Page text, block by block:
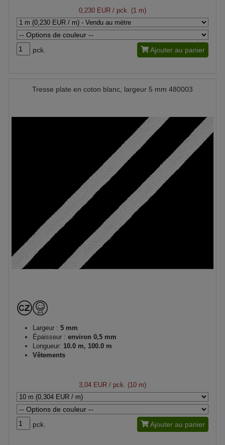
0,230 EUR / pck. (1 m)
pck. Ajouter au panier
Tresse plate en coton blanc, largeur 5 mm 480003
Largeur : 5 mm
Épaisseur : environ 0,5 mm
Longueur: 10.0 m, 100.0 m
Vêtements
3,04 EUR / pck. (10 m)
pck. Ajouter au panier